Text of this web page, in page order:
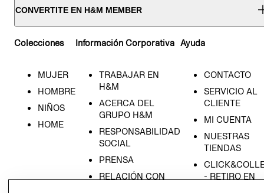
CONVERTITE EN H&M MEMBER
Colecciones
MUJER
HOMBRE
NIÑOS
HOME
Información Corporativa
TRABAJAR EN
H&M
ACERCA DEL
GRUPO H&M
RESPONSABILIDAD
SOCIAL
PRENSA
RELACIÓN CON
Ayuda
CONTACTO
SERVICIO AL
CLIENTE
MI CUENTA
NUESTRAS
TIENDAS
- RETIRO EN